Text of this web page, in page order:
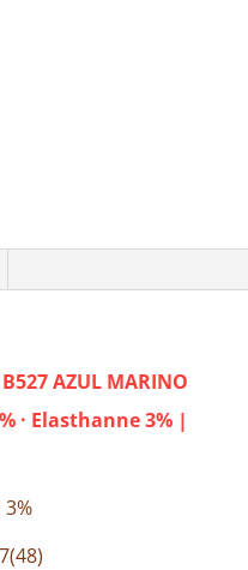
AZUL MARINO
· Elasthanne 3% |
3%